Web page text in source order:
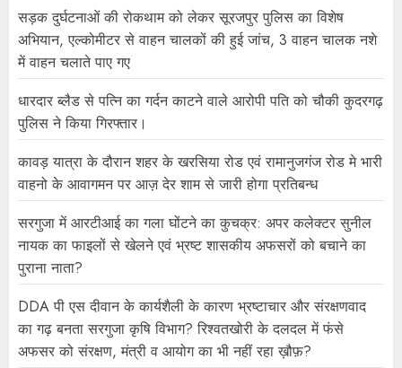
सड़क दुर्घटनाओं की रोकथाम को लेकर सूरजपुर पुलिस का विशेष
अभियान, एल्कोमीटर से वाहन चालकों की हुई जांच, 3 वाहन चालक नशे
में वाहन चलाते पाए गए
धारदार ब्लैड से पत्नि का गर्दन काटने वाले आरोपी पति को चौकी कुदरगढ़
पुलिस ने किया गिरफ्तार।
कावड़ यात्रा के दौरान शहर के खरसिया रोड एवं रामानुजगंज रोड मे भारी
वाहनो के आवागमन पर आज़ देर शाम से जारी होगा प्रतिबन्ध
सरगुजा में आरटीआई का गला घोंटने का कुचक्र: अपर कलेक्टर सुनील
नायक का फाइलों से खेलने एवं भ्रष्ट शासकीय अफसरों को बचाने का
पुराना नाता?
DDA पी एस दीवान के कार्यशैली के कारण भ्रष्टाचार और संरक्षणवाद
का गढ़ बनता सरगुजा कृषि विभाग? रिश्वतखोरी के दलदल में फंसे
अफसर को संरक्षण, मंत्री व आयोग का भी नहीं रहा ख़ौफ़?